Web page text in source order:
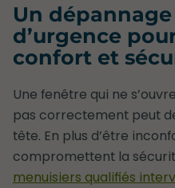
Un
d’urgence
confort et
Une fenêtre qui ne
pas correctement peut
tête. En plus d’être
compromettent la
menuisiers qualifiés